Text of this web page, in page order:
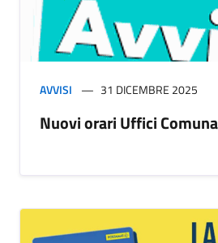
AVVISI 31 DICEMBRE 2025
Nuovi orari Uffici